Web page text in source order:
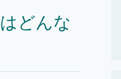
どんな